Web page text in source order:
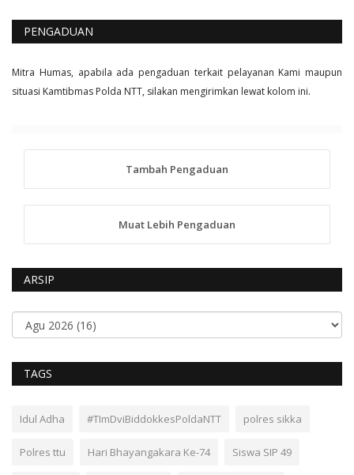
PENGADUAN
Mitra Humas, apabila ada pengaduan terkait pelayanan Kami maupun
situasi Kamtibmas Polda NTT, silakan mengirimkan lewat kolom ini.
Tambah Pengaduan
Muat Lebih Pengaduan
ARSIP
TAGS
Idul Adha #TImDviBiddokkesPoldaNTT polres sikka
Polres ttu Hari Bhayangakara Ke-74 Siswa SIP 49